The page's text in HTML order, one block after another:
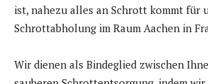
ist, nahezu alles an Schrott kommt für
Schrottabholung im Raum Aachen in
Wir dienen als Bindeglied zwischen